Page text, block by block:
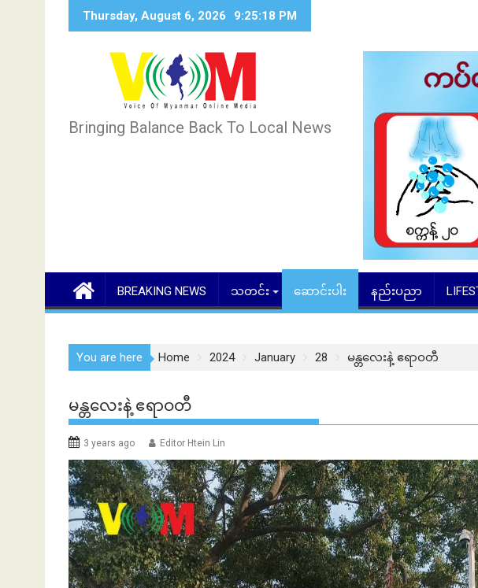
Thursday, August 6, 2026 9:25:19 PM
Bringing Balance Back To Local News
BREAKING NEWS သတင်း ဆောင်းပါး နည်းပညာ
You are here Home 2024 January 28 မန္တလေးနဲ့ ဧရာဝတီ
မန္တလေးနဲ့ ဧရာဝတီ
3 years ago Editor Htein Lin